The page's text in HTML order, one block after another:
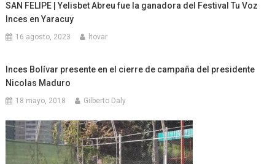
SAN FELIPE | Yelisbet Abreu fue la ganadora del Festival Tu Voz
Inces en Yaracuy
16 agosto, 2023 ltovar
Inces Bolívar presente en el cierre de campaña del presidente
Nicolas Maduro
18 mayo, 2018 Gilberto Daly